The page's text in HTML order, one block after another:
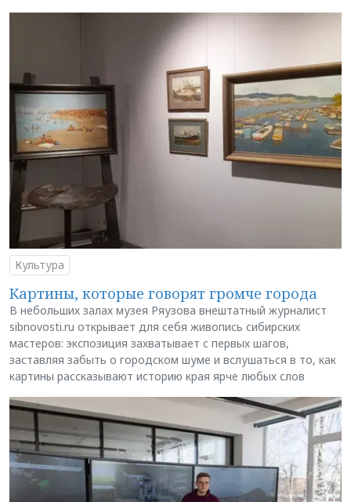
Культура
Картины, которые говорят громче города
В небольших залах музея Ряузова внештатный журналист
sibnovosti.ru открывает для себя живопись сибирских
мастеров: экспозиция захватывает с первых шагов,
заставляя забыть о городском шуме и вслушаться в то, как
картины рассказывают историю края ярче любых слов